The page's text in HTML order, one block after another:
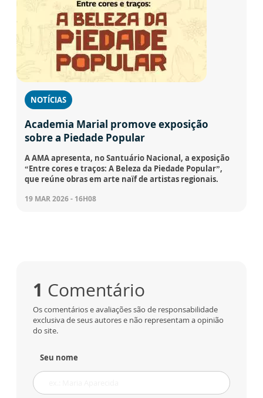
NOTÍCIAS
Academia Marial promove exposição
sobre a Piedade Popular
A AMA apresenta, no Santuário Nacional, a exposição
“Entre cores e traços: A Beleza da Piedade Popular”,
que reúne obras em arte naïf de artistas regionais.
19 MAR 2026 - 16H08
1 Comentário
Os comentários e avaliações são de responsabilidade
exclusiva de seus autores e não representam a opinião
do site.
Seu nome